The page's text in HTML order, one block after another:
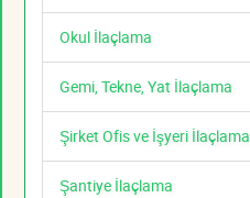
Okul İlaçlama
Gemi, Tekne, Yat İlaçlama
Şirket Ofis ve İşyeri İlaçlama
Şantiye İlaçlama